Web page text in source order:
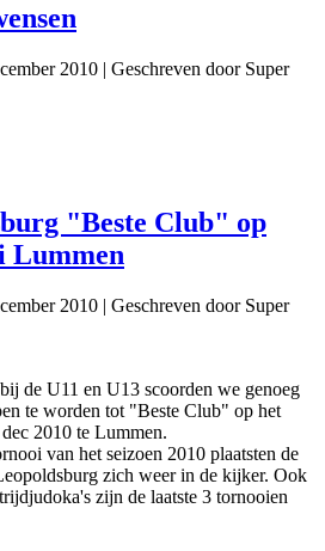
2010 | Geschreven door Super
"Beste Club" op
Lummen
2010 | Geschreven door Super
de U11 en U13 scoorden we genoeg
te worden tot "Beste Club" op het
2010 te Lummen.
van het seizoen 2010 plaatsten de
zich weer in de kijker. Ook
zijn de laatste 3 tornooien